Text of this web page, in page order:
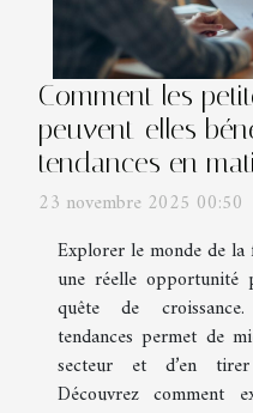
Comment les
peuvent-elles
tendances en
23 novembre 2025 00:50
Explorer le monde de la
une réelle opportunité
quête de
tendances permet de
secteur et d’en
Découvrez comment